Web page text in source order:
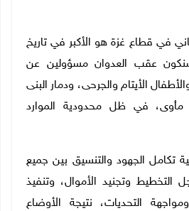
في قطاع غزة هو الأكبر في تاريخ
عقب العدوان مسؤولين عن
الأيتام والجرحى، ودمار البنى
مأوى، في ظل محدودية الموارد
تكامل الجهود والتنسيق بين جميع
التخطيط وتجنيد الأموال، وتنفيذ
التحديات، نتيجة الأوضاع